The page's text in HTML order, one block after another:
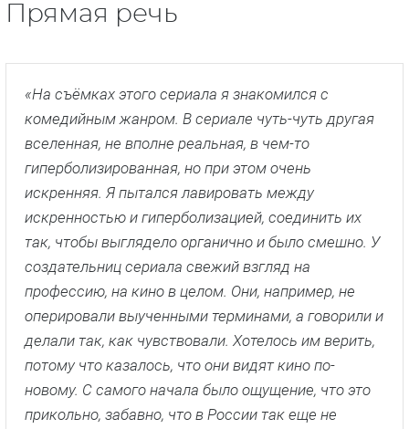
Прямая речь
«На съёмках этого сериала я знакомился с
комедийным жанром. В сериале чуть-чуть другая
вселенная, не вполне реальная, в чем-то
гиперболизированная, но при этом очень
искренняя. Я пытался лавировать между
искренностью и гиперболизацией, соединить их
так, чтобы выглядело органично и было смешно. У
создательниц сериала свежий взгляд на
профессию, на кино в целом. Они, например, не
оперировали выученными терминами, а говорили и
делали так, как чувствовали. Хотелось им верить,
потому что казалось, что они видят кино по-
новому. С самого начала было ощущение, что это
прикольно, забавно, что в России так еще не